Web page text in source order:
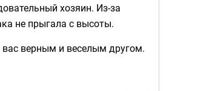
хозяин. Из-за
не прыгала с высоты.
вас верным и веселым другом.